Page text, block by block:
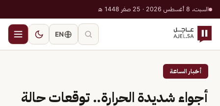
السبت، 8 أغسطس 2026 · 25 صفر 1448 هـ
EN
أخبار الساعة
أجواء شديدة الحرارة.. توقعات حالة